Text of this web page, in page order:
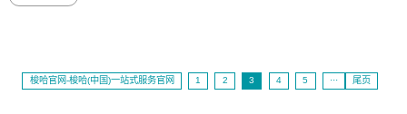
梭哈官网-梭哈(中国)一站式服务官网 1 2 3 4 5 ··· 尾页